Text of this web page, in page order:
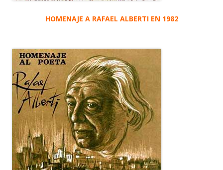
HOMENAJE A RAFAEL ALBERTI EN 1982